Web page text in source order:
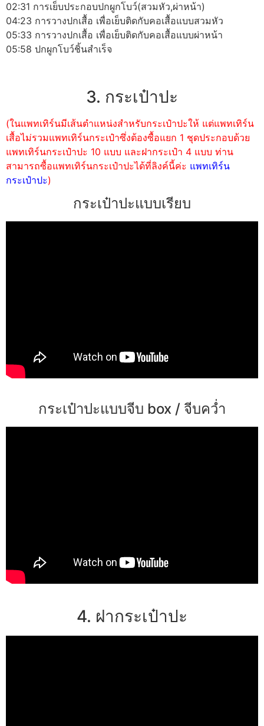
02:31 การเย็บประกอบปกผูกโบว์(สวมหัว,ผ่าหน้า)
04:23 การวางปกเสื้อ เพื่อเย็บติดกับคอเสื้อแบบสวมหัว
05:33 การวางปกเสื้อ เพื่อเย็บติดกับคอเสื้อแบบผ่าหน้า
05:58 ปกผูกโบว์ชิ้นสำเร็จ
3. กระเป๋าปะ
(ในแพทเทิร์นมีเส้นตำแหน่งสำหรับกระเป๋าปะให้ แต่แพทเทิร์น
เสื้อไม่รวมแพทเทิร์นกระเป๋าซึ่งต้องซื้อแยก 1 ชุดประกอบด้วย
แพทเทิร์นกระเป๋าปะ 10 แบบ และฝากระเป๋า 4 แบบ ท่าน
สามารถซื้อแพทเทิร์นกระเป๋าปะได้ที่ลิงค์นี้ค่ะ แพทเทิร์น
กระเป๋าปะ)
กระเป๋าปะแบบเรียบ
กระเป๋าปะแบบจีบ box / จีบคว่ำ
4. ฝากระเป๋าปะ